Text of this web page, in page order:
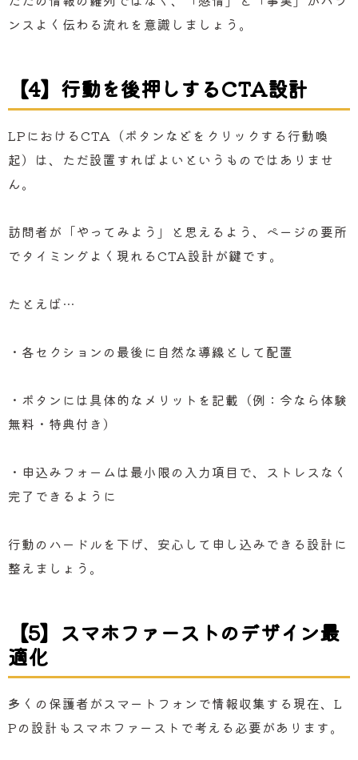
ンスよく伝わる流れを意識しましょう。
【4】行動を後押しするCTA設計
LPにおけるCTA（ボタンなどをクリックする行動喚
起）は、ただ設置すればよいというものではありませ
ん。
訪問者が「やってみよう」と思えるよう、ページの要所
でタイミングよく現れるCTA設計が鍵です。
たとえば…
・各セクションの最後に自然な導線として配置
・ボタンには具体的なメリットを記載（例：今なら体験
無料・特典付き）
・申込みフォームは最小限の入力項目で、ストレスなく
完了できるように
行動のハードルを下げ、安心して申し込みできる設計に
整えましょう。
【5】スマホファーストのデザイン最
適化
多くの保護者がスマートフォンで情報収集する現在、L
Pの設計もスマホファーストで考える必要があります。